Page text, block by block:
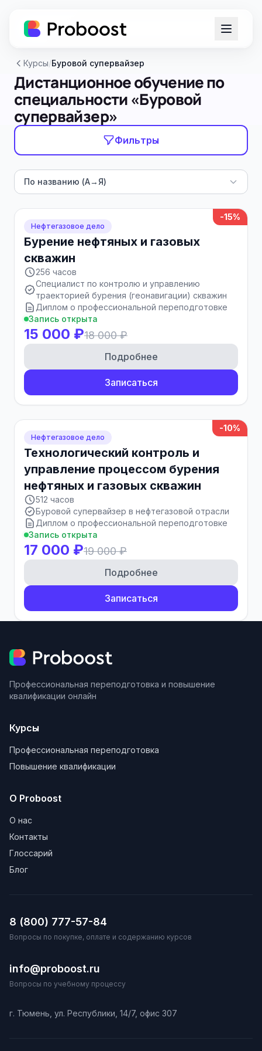
Курсы/Буровой супервайзер
Дистанционное обучение по
специальности «Буровой
супервайзер»
Фильтры
По названию (А→Я)
-15%
Нефтегазовое дело
Бурение нефтяных и газовых
скважин
256 часов
Специалист по контролю и управлению
траекторией бурения (геонавигации) скважин
Диплом о профессиональной переподготовке
Запись открыта
15 000 ₽18 000 ₽
Подробнее
Записаться
-10%
Нефтегазовое дело
Технологический контроль и
управление процессом бурения
нефтяных и газовых скважин
512 часов
Буровой супервайзер в нефтегазовой отрасли
Диплом о профессиональной переподготовке
Запись открыта
17 000 ₽19 000 ₽
Подробнее
Записаться
Профессиональная переподготовка и повышение
квалификации онлайн
Курсы
Профессиональная переподготовка
Повышение квалификации
О Proboost
О нас
Контакты
Глоссарий
Блог
8 (800) 777-57-84
Вопросы по покупке, оплате и содержанию курсов
info@proboost.ru
Вопросы по учебному процессу
г. Тюмень, ул. Республики, 14/7, офис 307